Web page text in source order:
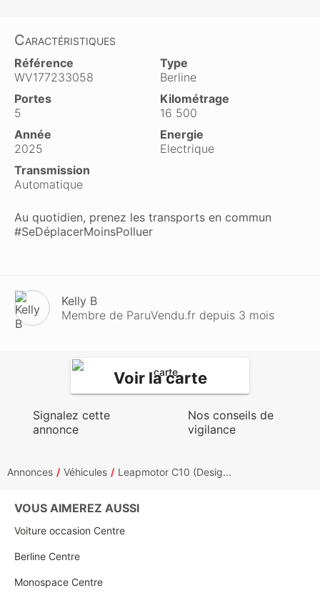
Caractéristiques
Référence
WV177233058
Type
Berline
Portes
5
Kilométrage
16 500
Année
2025
Energie
Electrique
Transmission
Automatique
Au quotidien, prenez les transports en commun
#SeDéplacerMoinsPolluer
Kelly B
Membre de ParuVendu.fr depuis 3 mois
Voir la carte
Signalez cette
annonce
Nos conseils de
vigilance
Annonces Véhicules Leapmotor C10 (Desig...
VOUS AIMEREZ AUSSI
Voiture occasion Centre
Berline Centre
Monospace Centre